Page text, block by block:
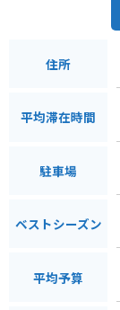
住所
平均滞在時間
駐車場
ベストシーズン
平均予算